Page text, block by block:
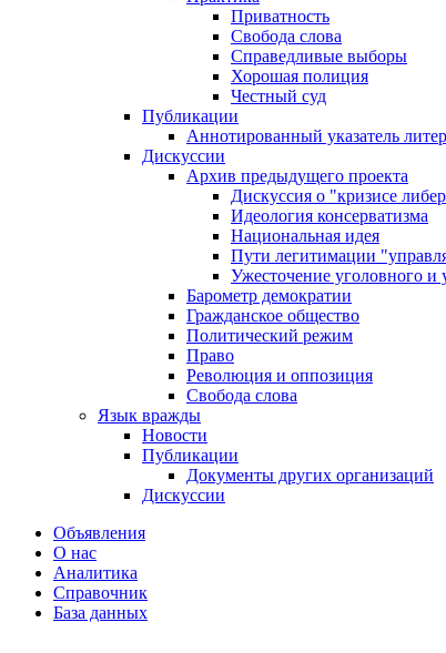
Приватность
Свобода слова
Справедливые выборы
Хорошая полиция
Честный суд
Публикации
Аннотированный указатель
Дискуссии
Архив предыдущего проекта
Дискуссия о "кризисе
Идеология консерватизма
Национальная идея
Пути легитимации
Ужесточение уголовного и
Барометр демократии
Гражданское общество
Политический режим
Право
Революция и оппозиция
Свобода слова
Язык вражды
Новости
Публикации
Документы других организаций
Дискуссии
Объявления
О нас
Аналитика
Справочник
База данных